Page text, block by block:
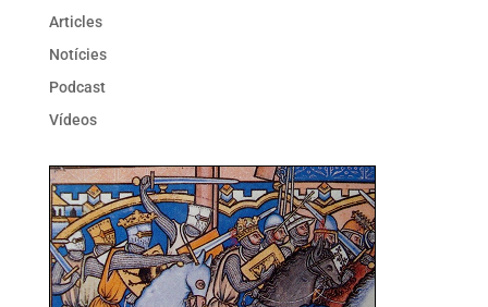
Articles
Notícies
Podcast
Vídeos